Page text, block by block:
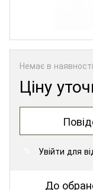
Немає в наявності
Ціну
Увійти для
До